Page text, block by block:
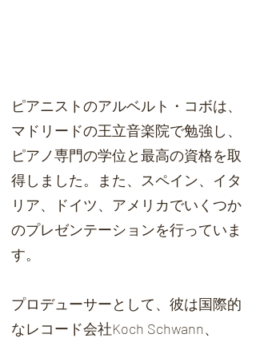
ピアニストのアルベルト・コボは、
マドリードの王立音楽院で勉強し、
ピアノ専門の学位と最高の資格を取
得しました。また、スペイン、イタ
リア、ドイツ、アメリカでいくつか
のプレゼンテーションを行っていま
す。
プロデューサーとして、彼は国際的
なレコード会社Koch Schwann、